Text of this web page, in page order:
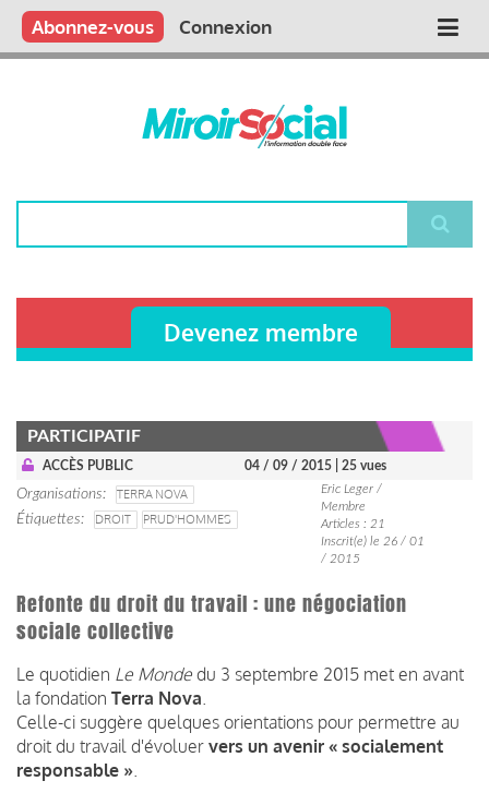
Aller
contenu
Main
Qui sommes nous ?
Vous publiez
Nous publions
Contactez-nous
Abonnez-vous Connexion
Devenez membre
PARTICIPATIF
ACCÈS PUBLIC 04 / 09 / 2015 | 25 vues
Organisations
TERRA NOVA
Étiquettes
DROIT PRUD'HOMMES
Eric Leger /
Membre
Articles : 21
Inscrit(e) le 26 / 01
/ 2015
Refonte du droit du travail : une négociation
sociale collective
Le quotidien Le Monde du 3 septembre 2015 met en avant
la fondation Terra Nova
Celle-ci suggère quelques orientations pour permettre au
droit du travail d'évoluer vers un avenir « socialement
responsable »